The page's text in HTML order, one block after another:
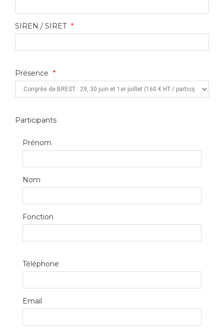
SIREN / SIRET *
Présence *
Participants
Prénom
Nom
Fonction
Téléphone
Email